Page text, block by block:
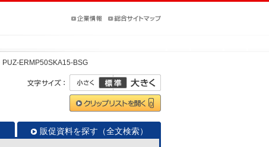
PUZ-ERMP50SKA15-BSG
販促資料を探す（全文検索）